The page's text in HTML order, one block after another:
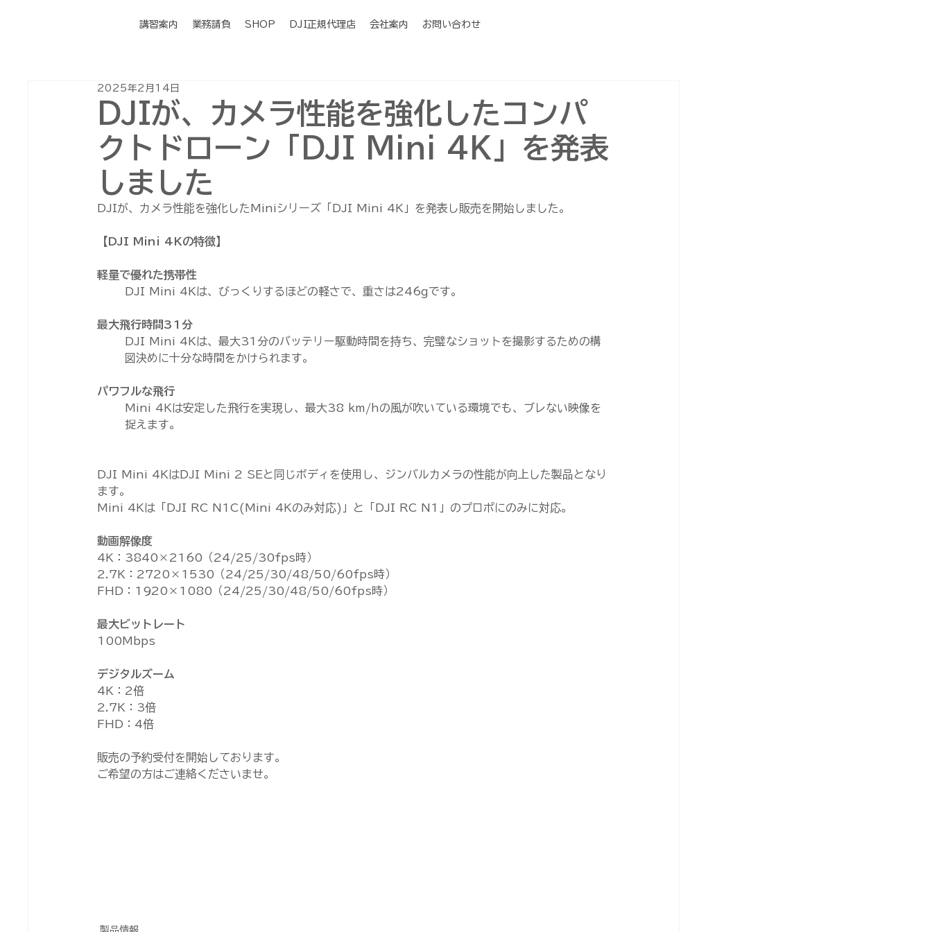
講習案内 業務請負 SHOP DJI正規代理店 会社案内 お問い合わせ
DJIが、カメラ性能を強化したコンパ
クトドローン「DJI Mini 4K」を発表
しました
2025年2月14日
DJIが、カメラ性能を強化したMiniシリーズ「DJI Mini 4K」を発表し販売を開始しました。
【DJI Mini 4Kの特徴】
軽量で優れた携帯性
DJI Mini 4Kは、びっくりするほどの軽さで、重さは246gです。
最大飛行時間31分
DJI Mini 4Kは、最大31分のバッテリー駆動時間を持ち、完璧なショットを撮影するための構
図決めに十分な時間をかけられます。
パワフルな飛行
Mini 4Kは安定した飛行を実現し、最大38 km/hの風が吹いている環境でも、ブレない映像を
捉えます。
DJI Mini 4KはDJI Mini 2 SEと同じボディを使用し、ジンバルカメラの性能が向上した製品となり
ます。
Mini 4Kは「DJI RC N1C(Mini 4Kのみ対応)」と「DJI RC N1」のプロポにのみに対応。
動画解像度
4K：3840×2160（24/25/30fps時）
2.7K：2720×1530（24/25/30/48/50/60fps時）
FHD：1920×1080（24/25/30/48/50/60fps時）
最大ビットレート
100Mbps
4K：2倍
2.7K：3倍
FHD：4倍
販売の予約受付を開始しております。
ご希望の方はご連絡くださいませ。